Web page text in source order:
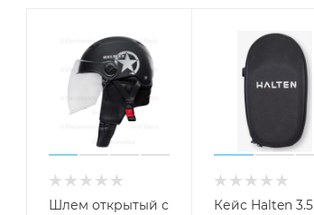
Шлем открытый с
Кейс Halten 3.5